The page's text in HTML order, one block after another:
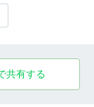
共有する